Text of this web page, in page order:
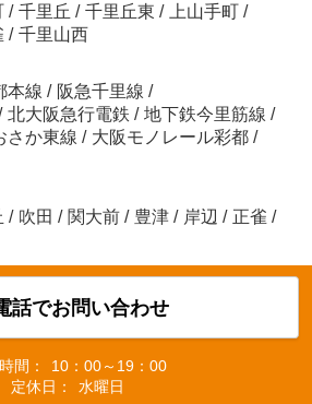
/ 千里丘 / 千里丘東 / 上山手町 /
/ 千里山西
本線 / 阪急千里線 /
北大阪急行電鉄 / 地下鉄今里筋線 /
さか東線 / 大阪モノレール彩都 /
/ 吹田 / 関大前 / 豊津 / 岸辺 / 正雀 /
話でお問い合わせ
間：
10：00～19：00
定休日：
水曜日